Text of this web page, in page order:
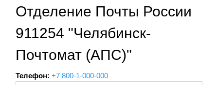
Отделение Почты России
911254 "Челябинск-
Почтомат (АПС)"
Телефон: +7 800-1-000-000